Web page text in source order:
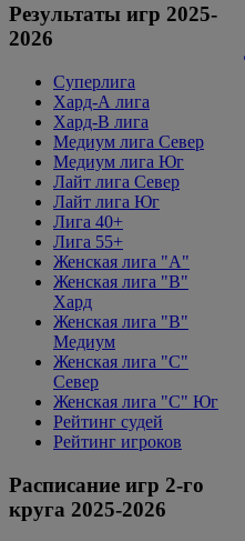
Результаты игр 2025-
2026
Суперлига
Хард-А лига
Хард-В лига
Медиум лига Север
Медиум лига Юг
Лайт лига Север
Лайт лига Юг
Лига 40+
Лига 55+
Женская лига "A"
Женская лига "B"
Хард
Женская лига "B"
Медиум
Женская лига "С"
Север
Женская лига "С" Юг
Рейтинг судей
Рейтинг игроков
Расписание игр 2-го
круга 2025-2026